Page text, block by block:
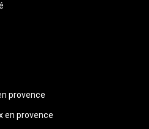
provence
en provence